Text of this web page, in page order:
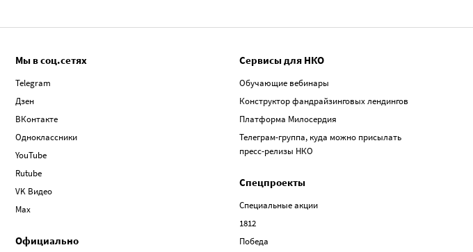
Мы в соц.сетях
Telegram
Дзен
ВКонтакте
Одноклассники
YouTube
Rutube
VK Видео
Max
Официально
Сервисы для НКО
Обучающие вебинары
Конструктор фандрайзинговых лендингов
Платформа Милосердия
Телеграм-группа, куда можно присылать
пресс-релизы НКО
Спецпроекты
Специальные акции
1812
Победа